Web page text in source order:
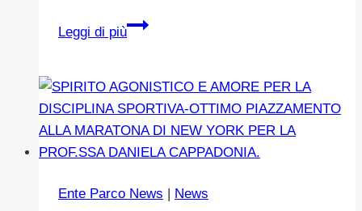
Leggi di più
300
REGIONI,
26
PARCHI
D’ITALIA-
BIKE
Ente Parco News | News